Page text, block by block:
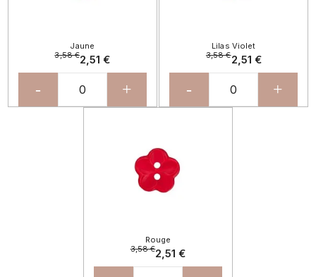
Jaune
3,58 €2,51 €
- +
Lilas Violet
3,58 €2,51 €
- +
Rouge
3,58 €2,51 €